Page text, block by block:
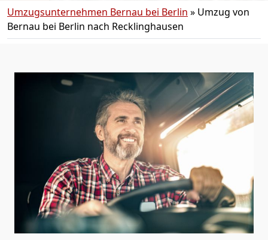
Umzugsunternehmen Bernau bei Berlin » Umzug von
Bernau bei Berlin nach Recklinghausen